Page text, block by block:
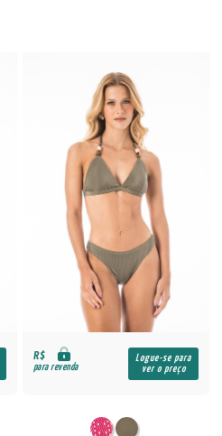
R$
para revenda
Logue-se para
ver o preço